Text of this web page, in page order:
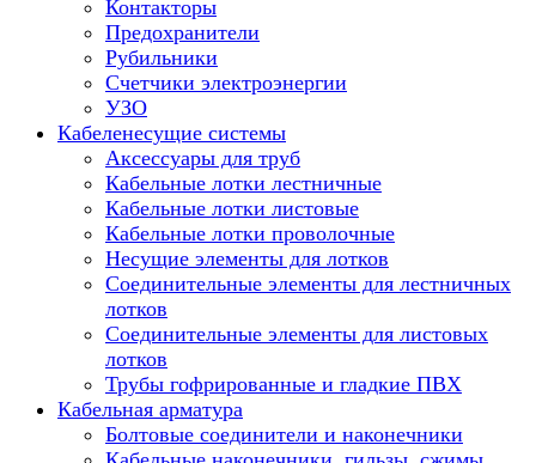
Контакторы
Предохранители
Рубильники
Счетчики электроэнергии
УЗО
Кабеленесущие системы
Аксессуары для труб
Кабельные лотки лестничные
Кабельные лотки листовые
Кабельные лотки проволочные
Несущие элементы для лотков
Соединительные элементы для лестничных
лотков
Соединительные элементы для листовых
лотков
Трубы гофрированные и гладкие ПВХ
Кабельная арматура
Болтовые соединители и наконечники